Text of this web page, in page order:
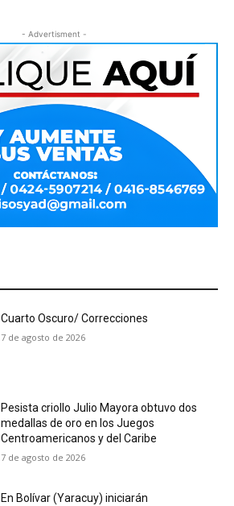
- Advertisment -
Cuarto Oscuro/ Correcciones
7 de agosto de 2026
Pesista criollo Julio Mayora obtuvo dos
medallas de oro en los Juegos
Centroamericanos y del Caribe
7 de agosto de 2026
En Bolívar (Yaracuy) iniciarán